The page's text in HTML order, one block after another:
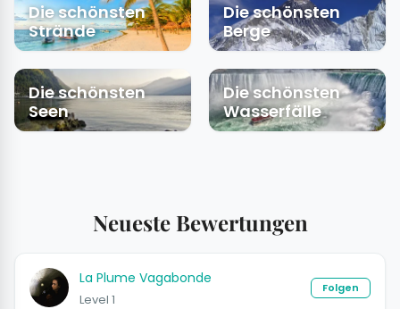
Die schönsten
Strände
Die schönsten
Berge
Die schönsten
Seen
Die schönsten
Wasserfälle
Neueste Bewertungen
La Plume Vagabonde
Level 1
Folgen